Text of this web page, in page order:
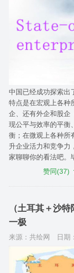
中国已经成功探索出
特点是在宏观上各种
企、还有外企和股企
现公平与效率的平衡
衡；在微观上各种所
升企业活力和竞争力
家聊聊你的看法吧
赞同(37)
（土耳其＋沙
一极
来源：共绘网 日期